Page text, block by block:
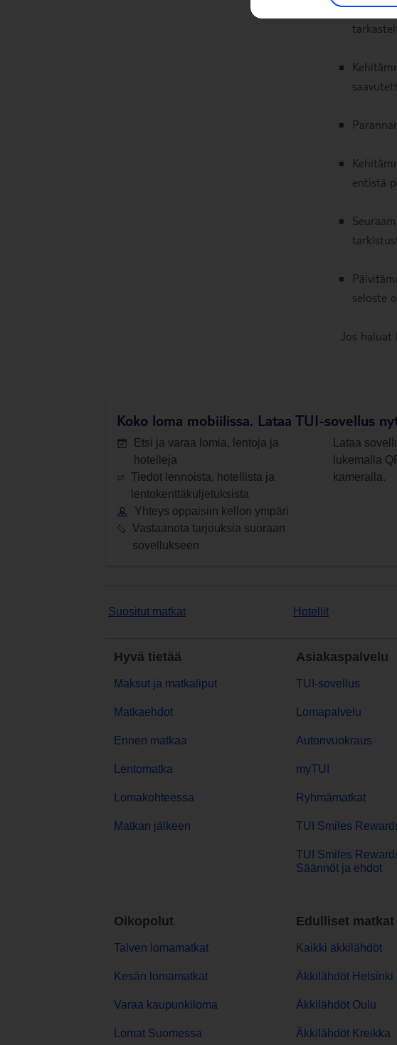
entistä
seloste
Jos
Koko loma mobiilissa. Lataa TUI-sovellus
Etsi ja varaa lomia, lentoja ja
hotelleja
Tiedot lennoista, hotellista ja
lentokenttäkuljetuksista
Yhteys oppaisiin kellon ympäri
Vastaanota tarjouksia suoraan
sovellukseen
Lataa
lukemalla
kameralla.
Suositut matkat Hotellit
Hyvä tietää
Maksut ja matkaliput
Matkaehdot
Ennen matkaa
Lentomatka
Lomakohteessa
Matkan jälkeen
Asiakaspalvelu
TUI-sovellus
Lomapalvelu
Autonvuokraus
myTUI
Ryhmämatkat
TUI Smiles
TUI Smiles
Säännöt ja ehdot
Oikopolut
Talven lomamatkat
Kesän lomamatkat
Varaa kaupunkiloma
Lomat Suomessa
Edulliset matkat
Kaikki äkkilähdöt
Äkkilähdöt Helsinki
Äkkilähdöt Oulu
Äkkilähdöt Kreikka